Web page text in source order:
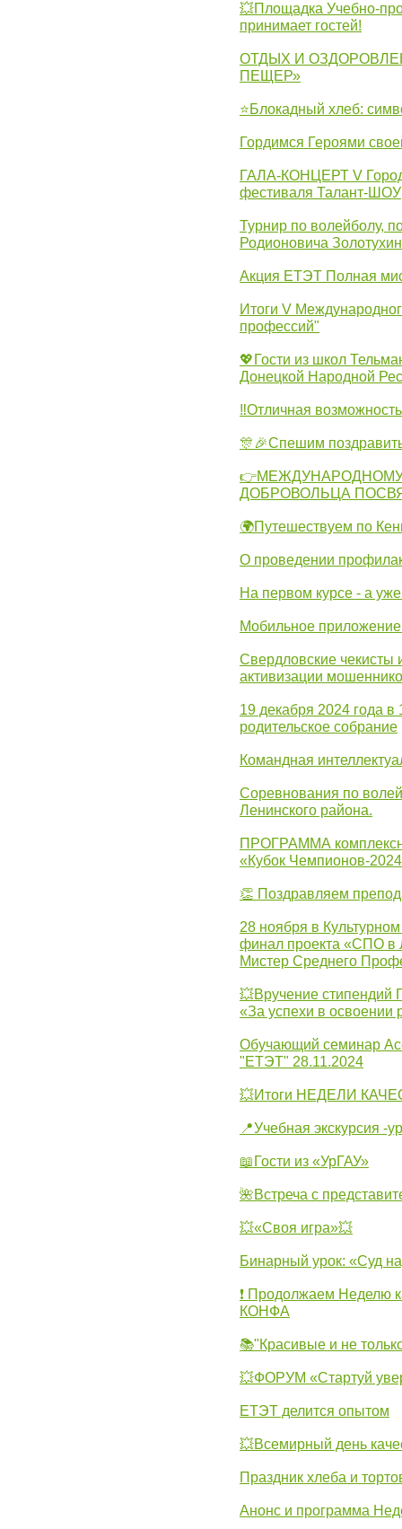
💥Площадка Учебно-
принимает гостей!
ОТДЫХ И
ПЕЩЕР»
⭐Блокадный хлеб:
Гордимся Героями
ГАЛА-КОНЦЕРТ V
фестиваля Талант-ШОУ
Турнир по волейболу,
Родионовича
Акция ЕТЭТ Полная
Итоги V
профессий"
💖Гости из школ
Донецкой Народной
‼Отличная
🎊🎉Спешим
ДОБРОВОЛЬЦА
🌍Путешествуем по
О проведении
На первом курсе - а
Мобильное
Свердловские
активизации
19 декабря 2024 года
родительское собрание
Командная
Соревнования по
Ленинского района.
ПРОГРАММА
«Кубок Чемпионов-
👏 Поздравляем
28 ноября в
финал проекта «СПО в
Мистер Среднего
💥Вручение стипендий
«За успехи в освоении
Обучающий семинар
"ЕТЭТ" 28.11.2024
💥Итоги НЕДЕЛИ
📍Учебная экскурсия -
📖Гости из «УрГАУ»
🌺Встреча с
💥«Своя игра»💥
Бинарный урок: «Суд
❗ Продолжаем Неделю
КОНФА
📚"Красивые и не
💥ФОРУМ «Стартуй
ЕТЭТ делится опытом
💥Всемирный день
Праздник хлеба и
Анонс и программа